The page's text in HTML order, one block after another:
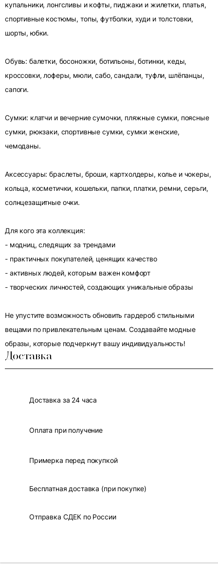
купальники, лонгсливы и кофты, пиджаки и жилетки, платья,
спортивные костюмы, топы, футболки, худи и толстовки,
шорты, юбки.
Обувь: балетки, босоножки, ботильоны, ботинки, кеды,
кроссовки, лоферы, мюли, сабо, сандали, туфли, шлёпанцы,
сапоги.
Сумки: клатчи и вечерние сумочки, пляжные сумки, поясные
сумки, рюкзаки, спортивные сумки, сумки женские,
чемоданы.
Аксессуары: браслеты, броши, картхолдеры, колье и чокеры,
кольца, косметички, кошельки, папки, платки, ремни, серьги,
солнцезащитные очки.
Для кого эта коллекция:
- модниц, следящих за трендами
- практичных покупателей, ценящих качество
- активных людей, которым важен комфорт
- творческих личностей, создающих уникальные образы
Не упустите возможность обновить гардероб стильными
вещами по привлекательным ценам. Создавайте модные
образы, которые подчеркнут вашу индивидуальность!
Доставка
Доставка за 24 часа
Оплата при получение
Примерка перед покупкой
Бесплатная доставка (при покупке)
Отправка СДЕК по России